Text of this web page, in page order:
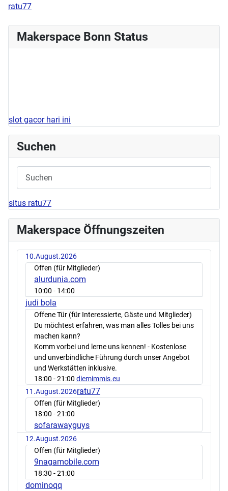
ratu77
Makerspace Bonn Status
slot gacor hari ini
Suchen
situs ratu77
Makerspace Öffnungszeiten
10.August.2026
Offen (für Mitglieder)
alurdunia.com
10:00 - 14:00
judi bola
Offene Tür (für Interessierte, Gäste und Mitglieder)
Du möchtest erfahren, was man alles Tolles bei uns
machen kann?
Komm vorbei und lerne uns kennen! - Kostenlose
und unverbindliche Führung durch unser Angebot
und Werkstätten inklusive.
18:00 - 21:00 diemimmis.eu
11.August.2026ratu77
Offen (für Mitglieder)
18:00 - 21:00
sofarawayguys
12.August.2026
Offen (für Mitglieder)
9nagamobile.com
18:30 - 21:00
dominoqq